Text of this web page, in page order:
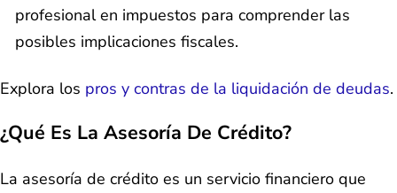
profesional en impuestos para comprender las
posibles implicaciones fiscales.
Explora los pros y contras de la liquidación de deudas.
¿Qué Es La Asesoría De Crédito?
La asesoría de crédito es un servicio financiero que